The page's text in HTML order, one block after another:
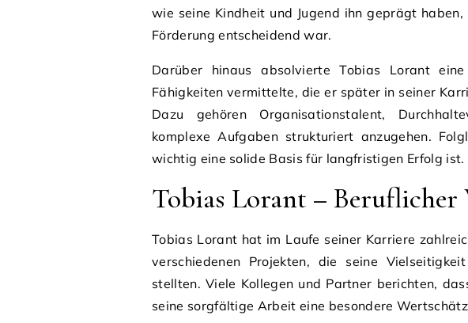
wie seine Kindheit und Jugend ihn geprägt
Förderung entscheidend war.
Darüber hinaus absolvierte Tobias Lorant
Fähigkeiten vermittelte, die er später in seiner
Dazu gehören Organisationstalent,
komplexe Aufgaben strukturiert anzugehen.
wichtig eine solide Basis für langfristigen Erfolg ist.
Tobias Lorant – Beruflicher
Tobias Lorant hat im Laufe seiner Karriere
verschiedenen Projekten, die seine
stellten. Viele Kollegen und Partner berichten,
seine sorgfältige Arbeit eine besondere